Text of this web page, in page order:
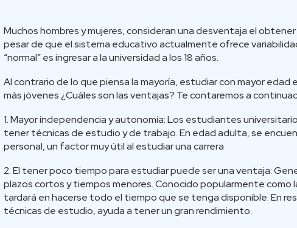
Muchos hombres y mujeres, consideran una desventaja el
pesar de que el sistema educativo actualmente ofrece
“normal” es ingresar a la universidad a los 18 años.
Al contrario de lo que piensa la mayoría, estudiar con mayor
más jóvenes ¿Cuáles son las ventajas? Te contaremos a
1. Mayor independencia y autonomía: Los estudiantes
tener técnicas de estudio y de trabajo. En edad adulta, se
personal, un factor muy útil al estudiar una carrera
2. El tener poco tiempo para estudiar puede ser una ventaja:
plazos cortos y tiempos menores. Conocido popularmente como
tardará en hacerse todo el tiempo que se tenga disponible. En
técnicas de estudio, ayuda a tener un gran rendimiento.